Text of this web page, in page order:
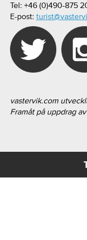
Tel: +46 (0)490-875
E-post:
vastervik.com
Framåt på uppdrag